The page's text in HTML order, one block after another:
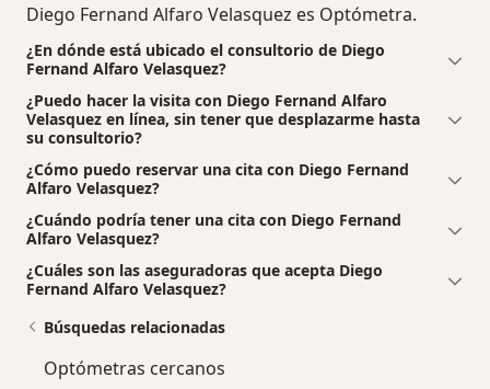
Diego Fernand Alfaro Velasquez es Optómetra.
¿En dónde está ubicado el consultorio de Diego
Fernand Alfaro Velasquez?
¿Puedo hacer la visita con Diego Fernand Alfaro
Velasquez en línea, sin tener que desplazarme hasta
su consultorio?
¿Cómo puedo reservar una cita con Diego Fernand
Alfaro Velasquez?
¿Cuándo podría tener una cita con Diego Fernand
Alfaro Velasquez?
¿Cuáles son las aseguradoras que acepta Diego
Fernand Alfaro Velasquez?
Búsquedas relacionadas
Optómetras cercanos